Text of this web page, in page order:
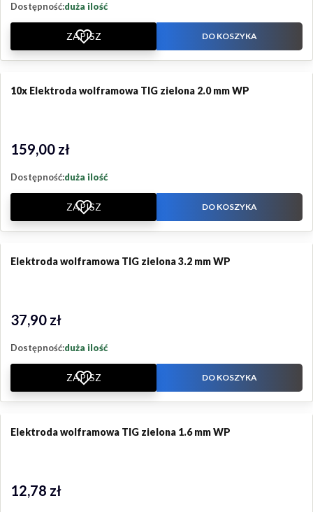
Dostępność:duża ilość
ZAPISZ DO KOSZYKA
10x Elektroda wolframowa TIG zielona 2.0 mm WP
Cena
159,00 zł
Dostępność:duża ilość
ZAPISZ DO KOSZYKA
Elektroda wolframowa TIG zielona 3.2 mm WP
Cena
37,90 zł
Dostępność:duża ilość
ZAPISZ DO KOSZYKA
Elektroda wolframowa TIG zielona 1.6 mm WP
Cena
12,78 zł